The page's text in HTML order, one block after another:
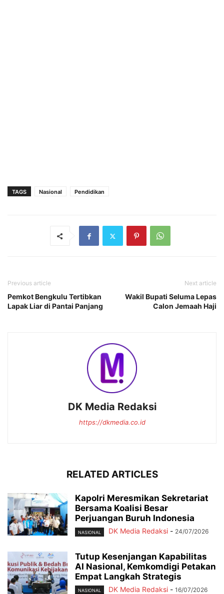
TAGS Nasional Pendidikan
Previous article
Pemkot Bengkulu Tertibkan
Lapak Liar di Pantai Panjang
Next article
Wakil Bupati Seluma Lepas
Calon Jemaah Haji
DK Media Redaksi
https://dkmedia.co.id
RELATED ARTICLES
Kapolri Meresmikan Sekretariat
Bersama Koalisi Besar
Perjuangan Buruh Indonesia
NASIONAL DK Media Redaksi - 24/07/2026
Tutup Kesenjangan Kapabilitas
AI Nasional, Kemkomdigi Petakan
Empat Langkah Strategis
NASIONAL DK Media Redaksi - 16/07/2026